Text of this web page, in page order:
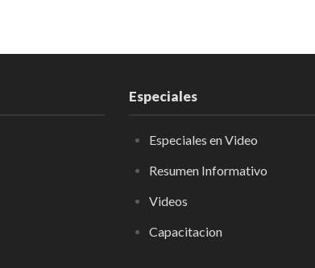
Especiales
Especiales en Video
Resumen Informativo
Videos
Capacitacion